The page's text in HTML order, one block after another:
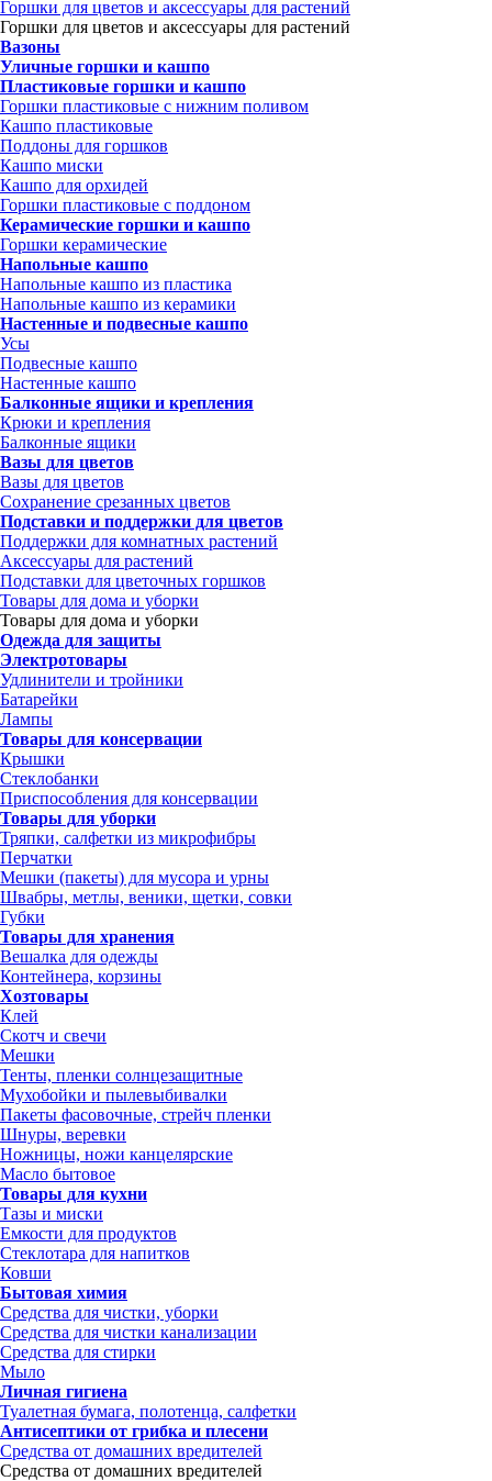
Горшки для цветов и аксессуары для растений
Горшки для цветов и аксессуары для растений
Вазоны
Уличные горшки и кашпо
Пластиковые горшки и кашпо
Горшки пластиковые с нижним поливом
Кашпо пластиковые
Поддоны для горшков
Кашпо миски
Кашпо для орхидей
Горшки пластиковые с поддоном
Керамические горшки и кашпо
Горшки керамические
Напольные кашпо
Напольные кашпо из пластика
Напольные кашпо из керамики
Настенные и подвесные кашпо
Усы
Подвесные кашпо
Настенные кашпо
Балконные ящики и крепления
Крюки и крепления
Балконные ящики
Вазы для цветов
Вазы для цветов
Сохранение срезанных цветов
Подставки и поддержки для цветов
Поддержки для комнатных растений
Аксессуары для растений
Подставки для цветочных горшков
Товары для дома и уборки
Товары для дома и уборки
Одежда для защиты
Электротовары
Удлинители и тройники
Батарейки
Лампы
Товары для консервации
Крышки
Стеклобанки
Приспособления для консервации
Товары для уборки
Тряпки, салфетки из микрофибры
Перчатки
Мешки (пакеты) для мусора и урны
Швабры, метлы, веники, щетки, совки
Губки
Товары для хранения
Вешалка для одежды
Контейнера, корзины
Хозтовары
Клей
Скотч и свечи
Мешки
Тенты, пленки солнцезащитные
Мухобойки и пылевыбивалки
Пакеты фасовочные, стрейч пленки
Шнуры, веревки
Ножницы, ножи канцелярские
Масло бытовое
Товары для кухни
Тазы и миски
Емкости для продуктов
Стеклотара для напитков
Ковши
Бытовая химия
Средства для чистки, уборки
Средства для чистки канализации
Средства для стирки
Мыло
Личная гигиена
Туалетная бумага, полотенца, салфетки
Антисептики от грибка и плесени
Средства от домашних вредителей
Средства от домашних вредителей